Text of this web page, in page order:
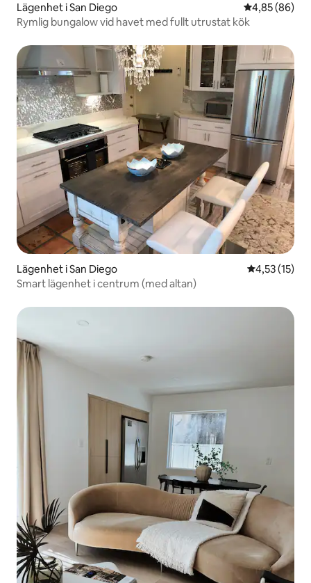
Lägenhet i San Diego 4,85 av 5 i
4,85 (86)
Rymlig bungalow vid havet med fullt utrustat kök
Lägenhet i San Diego 4,53 av 5 i
4,53 (15)
Smart lägenhet i centrum (med altan)